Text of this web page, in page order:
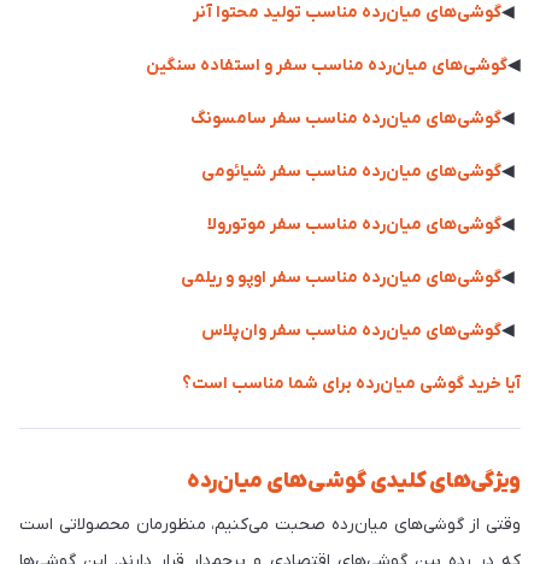
◀گوشی‌های میان‌رده مناسب تولید محتوا آنر
◀گوشی‌های میان‌رده مناسب سفر و استفاده سنگین
◀گوشی‌های میان‌رده مناسب سفر سامسونگ
◀گوشی‌های میان‌رده مناسب سفر شیائومی
◀گوشی‌های میان‌رده مناسب سفر موتورولا
◀گوشی‌های میان‌رده مناسب سفر اوپو و ریلمی
◀گوشی‌های میان‌رده مناسب سفر وان‌پلاس
آیا خرید گوشی میان‌رده برای شما مناسب است؟
ویژگی‌های کلیدی گوشی‌های میان‌رده
وقتی از گوشی‌های میان‌رده صحبت می‌کنیم، منظورمان محصولاتی است